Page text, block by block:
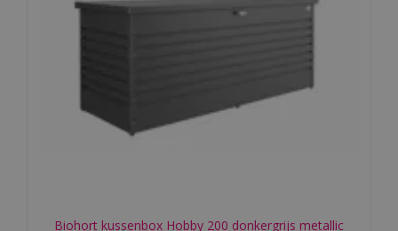
Biohort kussenbox Hobby 200 donkergrijs metallic